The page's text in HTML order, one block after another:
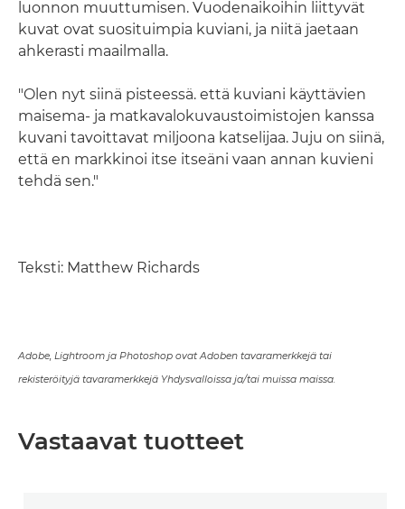
luonnon muuttumisen. Vuodenaikoihin liittyvät
kuvat ovat suosituimpia kuviani, ja niitä jaetaan
ahkerasti maailmalla.
"Olen nyt siinä pisteessä. että kuviani käyttävien
maisema- ja matkavalokuvaustoimistojen kanssa
kuvani tavoittavat miljoona katselijaa. Juju on siinä,
että en markkinoi itse itseäni vaan annan kuvieni
tehdä sen."
Teksti: Matthew Richards
Adobe, Lightroom ja Photoshop ovat Adoben tavaramerkkejä tai
rekisteröityjä tavaramerkkejä Yhdysvalloissa ja/tai muissa maissa.
Vastaavat tuotteet